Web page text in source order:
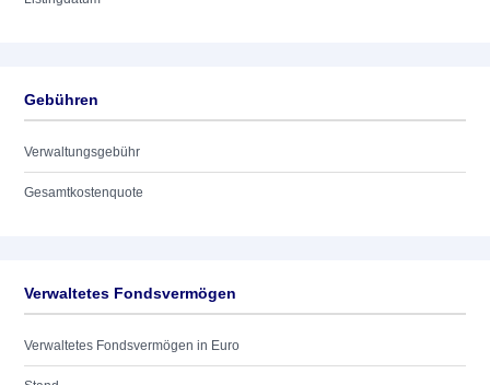
Gebühren
Verwaltungsgebühr
Gesamtkostenquote
Verwaltetes Fondsvermögen
Verwaltetes Fondsvermögen in Euro